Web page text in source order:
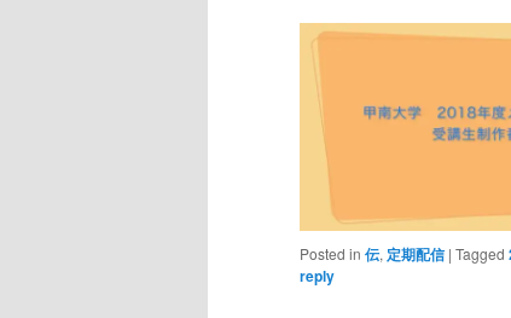
Posted in 伝, 定期配信 | Tagged
reply